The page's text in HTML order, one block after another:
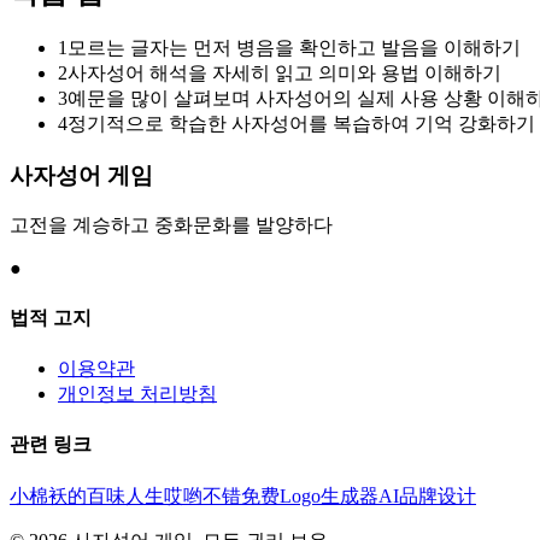
1 모르는 글자는 먼저 병음을 확인하고 발음을 이해하기
2사자성어 해석을 자세히 읽고 의미와 용법 이해하기
3예문을 많이 살펴보며 사자성어의 실제 사용 상황 이해
4정기적으로 학습한 사자성어를 복습하여 기억 강화하기
사자성어 게임
고전을 계승하고 중화문화를 발양하다
●
법적 고지
이용약관
개인정보 처리방침
관련 링크
小棉袄的百味人生哎哟不错免费Logo生成器AI品牌设计